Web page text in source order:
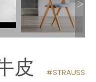
皮 STRAUSS